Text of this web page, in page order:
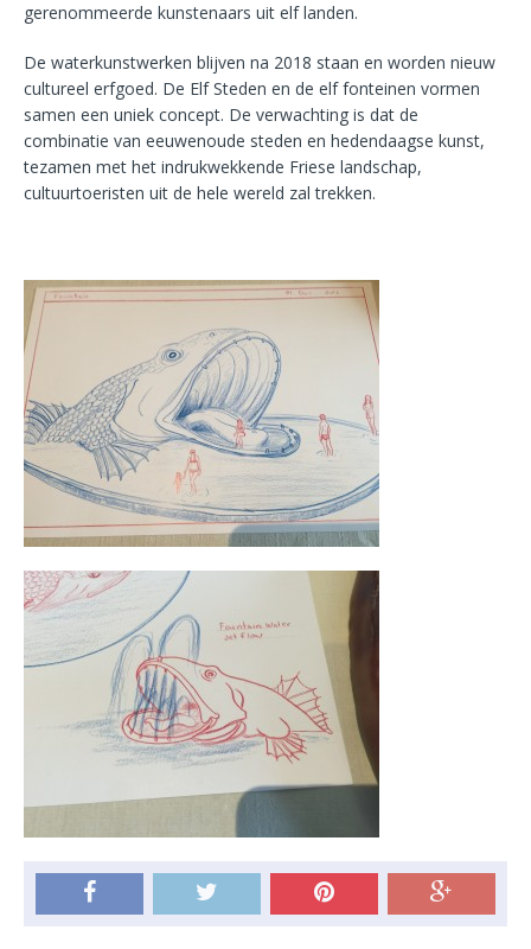
gerenommeerde kunstenaars uit elf landen.
De waterkunstwerken blijven na 2018 staan en worden nieuw
cultureel erfgoed. De Elf Steden en de elf fonteinen vormen
samen een uniek concept. De verwachting is dat de
combinatie van eeuwenoude steden en hedendaagse kunst,
tezamen met het indrukwekkende Friese landschap,
cultuurtoeristen uit de hele wereld zal trekken.